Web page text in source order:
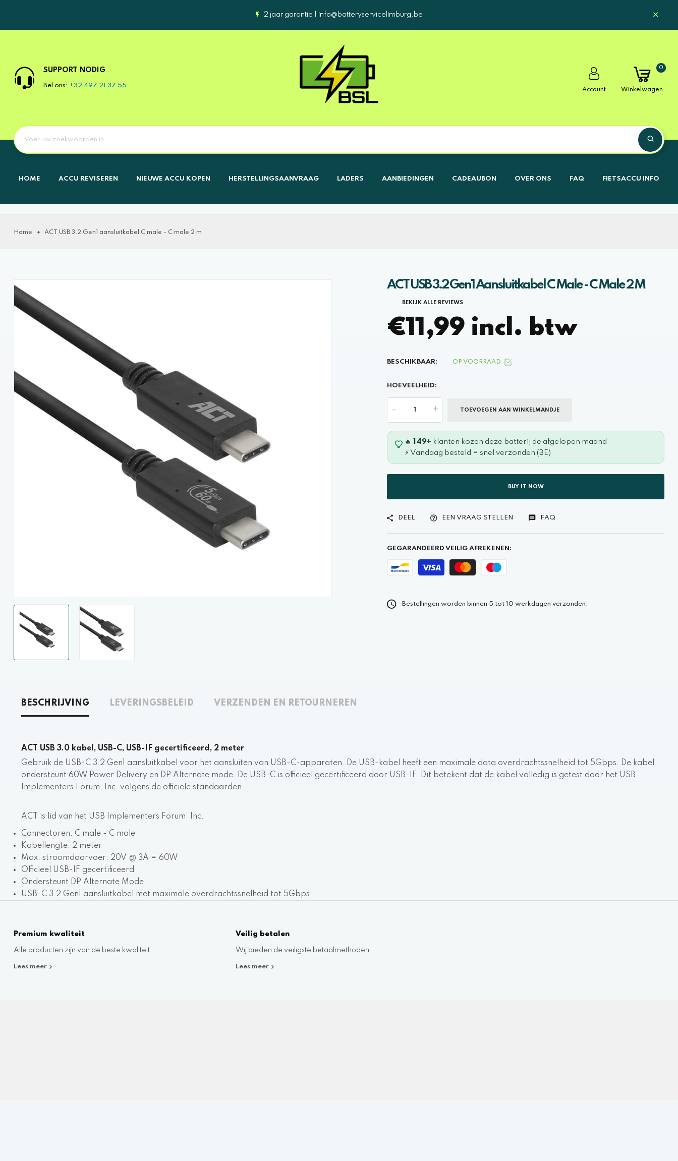
2 jaar garantie | info@batteryservicelimburg.be
SUPPORT NODIG
Bel ons: +32 497 21 37 55
Account
0
Winkelwagen
HOME ACCU REVISEREN NIEUWE ACCU KOPEN HERSTELLINGSAANVRAAG LADERS AANBIEDINGEN CADEAUBON OVER ONS FAQ FIETSACCU INFO
Home ACT USB 3.2 Gen1 aansluitkabel C male - C male 2 m
ACT USB 3.2 Gen1 Aansluitkabel C Male - C Male 2 M
BEKIJK ALLE REVIEWS
€11,99 incl. btw
BESCHIKBAAR: OP VOORRAAD
HOEVEELHEID:
- + TOEVOEGEN AAN WINKELMANDJE
🔥 149+ klanten kozen deze batterij de afgelopen maand
⚡ Vandaag besteld = snel verzonden (BE)
BUY IT NOW
DEEL EEN VRAAG STELLEN FAQ
GEGARANDEERD VEILIG AFREKENEN:
Bestellingen worden binnen 5 tot 10 werkdagen verzonden.
BESCHRIJVING LEVERINGSBELEID VERZENDEN EN RETOURNEREN
ACT USB 3.0 kabel, USB-C, USB-IF gecertificeerd, 2 meter
Gebruik de USB-C 3.2 Gen1 aansluitkabel voor het aansluiten van USB-C-apparaten. De USB-kabel heeft een maximale data overdrachtssnelheid tot 5Gbps. De kabel
ondersteunt 60W Power Delivery en DP Alternate mode. De USB-C is officieel gecertificeerd door USB-IF. Dit betekent dat de kabel volledig is getest door het USB
Implementers Forum, Inc. volgens de officiële standaarden.
ACT is lid van het USB Implementers Forum, Inc.
Connectoren: C male - C male
Kabellengte: 2 meter
Max. stroomdoorvoer: 20V @ 3A = 60W
Officieel USB-IF gecertificeerd
Ondersteunt DP Alternate Mode
USB-C 3.2 Gen1 aansluitkabel met maximale overdrachtssnelheid tot 5Gbps
Premium kwaliteit
Alle producten zijn van de beste kwaliteit
Lees meer
Veilig betalen
Wij bieden de veiligste betaalmethoden
Lees meer